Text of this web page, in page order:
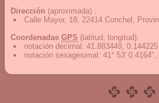
Dirección (aproximada) :
Calle Mayor, 18, 22414 Conchel,
Coordenadas GPS (latitud, longitud):
notación decimal : 41.883449, 0.144225
notación sexagesimal : 41° 53' 0.4164",